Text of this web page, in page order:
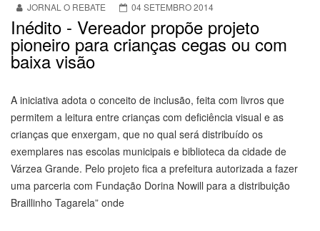
JORNAL O REBATE 04 SETEMBRO 2014
Inédito - Vereador propõe projeto
pioneiro para crianças cegas ou com
baixa visão
A iniciativa adota o conceito de inclusão, feita com livros que
permitem a leitura entre crianças com deficiência visual e as
crianças que enxergam, que no qual será distribuído os
exemplares nas escolas municipais e biblioteca da cidade de
Várzea Grande. Pelo projeto fica a prefeitura autorizada a fazer
uma parceria com Fundação Dorina Nowill para a distribuição
Braillinho Tagarela” onde